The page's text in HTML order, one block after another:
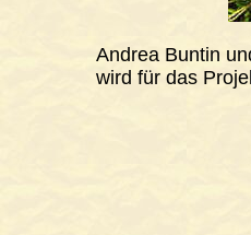
Andrea Buntin
wird für das